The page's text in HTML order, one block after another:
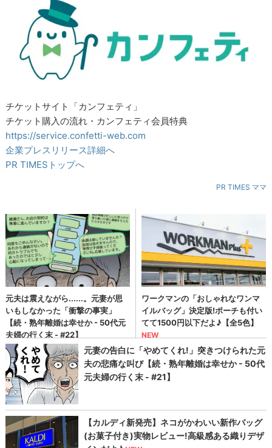
チケットサイト「カンフェティ」
チケット購入の流れ・カンフェティ会員特典
https://service.confetti-web.com
企業プレスリリース詳細へ
PR TIMESトップへ
PR TIMES ママ